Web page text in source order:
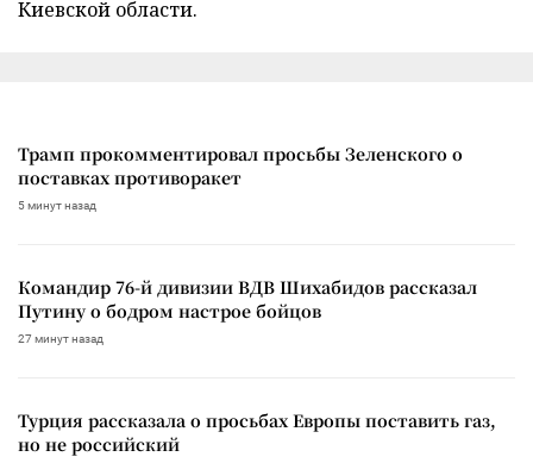
Киевской области.
Трамп прокомментировал просьбы Зеленского о
поставках противоракет
5 минут назад
Командир 76-й дивизии ВДВ Шихабидов рассказал
Путину о бодром настрое бойцов
27 минут назад
Турция рассказала о просьбах Европы поставить газ,
но не российский